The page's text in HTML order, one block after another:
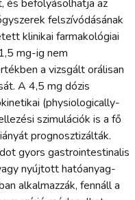
és befolyásolhatja az
felszívódásának
klinikai farmakológiai
mg-ig nem
a vizsgált orálisan
A 4,5 mg dózis
(physiologically-
szimulációk is a fő
prognosztizálták.
gyors gastrointestinalis
nyújtott hatóanyag-
alkalmazzák, fennáll a